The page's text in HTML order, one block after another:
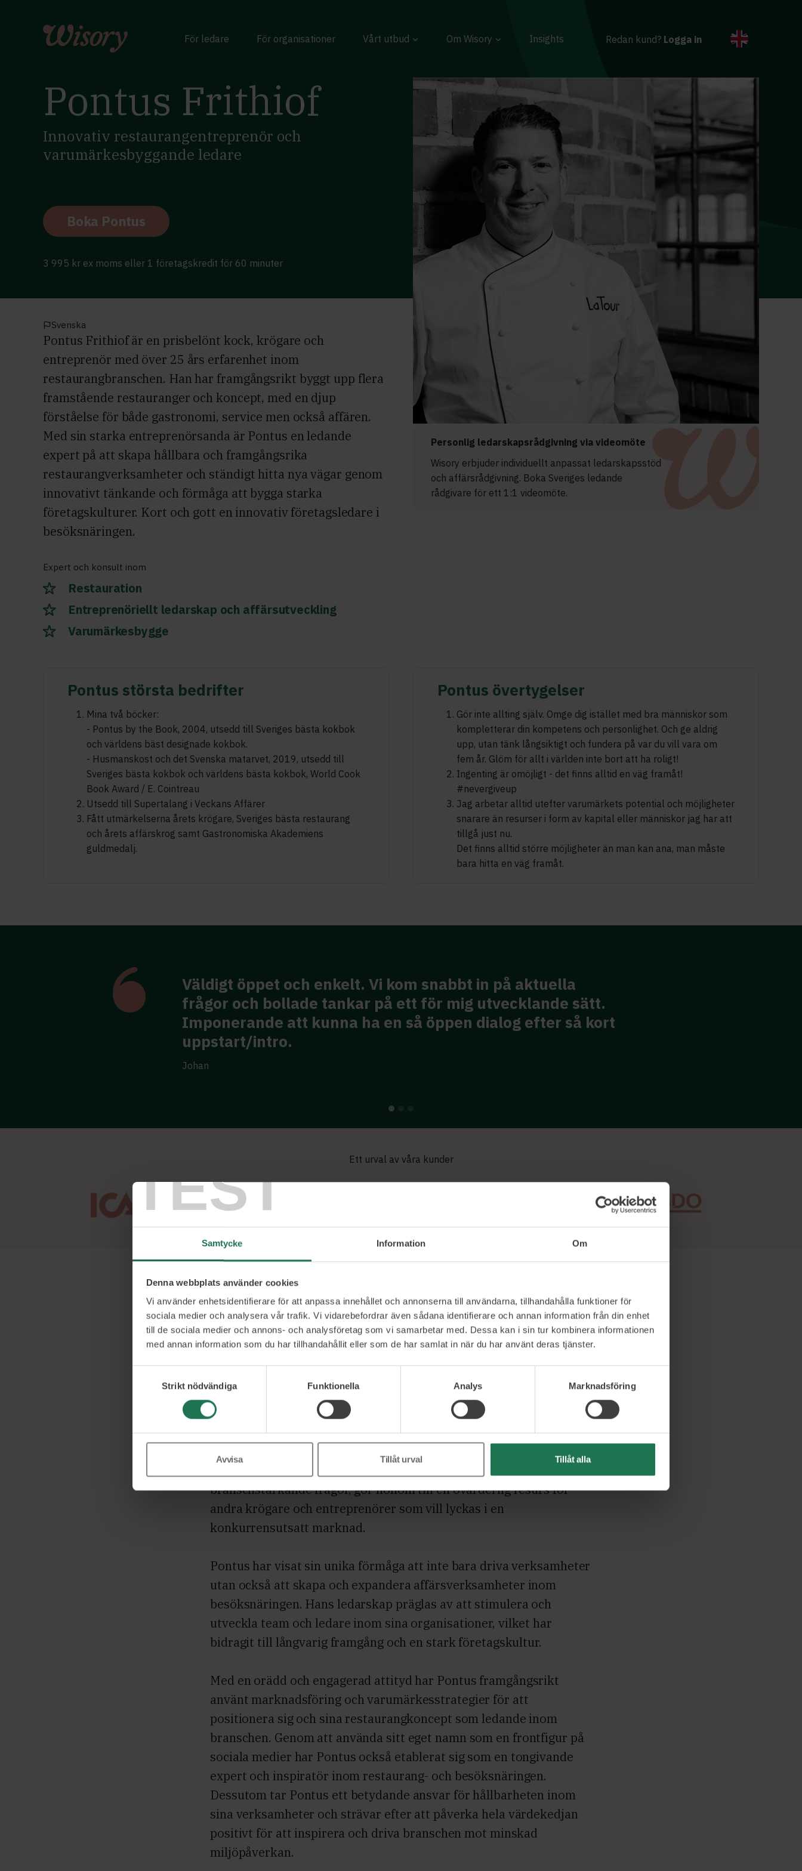
TEST
Samtycke Information Om
Denna webbplats använder cookies
Vi använder enhetsidentifierare för att anpassa innehållet och annonserna till användarna, tillhandahålla funktioner för
sociala medier och analysera vår trafik. Vi vidarebefordrar även sådana identifierare och annan information från din enhet
till de sociala medier och annons- och analysföretag som vi samarbetar med. Dessa kan i sin tur kombinera informationen
med annan information som du har tillhandahållit eller som de har samlat in när du har använt deras tjänster.
Strikt nödvändiga
Funktionella Analys Marknadsföring
Avvisa Tillåt urval Tillåt alla
För ledare För organisationer Vårt utbud Om Wisory Insights Redan kund? Logga in
Pontus Frithiof
Innovativ restaurangentreprenör och
varumärkesbyggande ledare
Boka Pontus
3 995 kr ex moms eller 1 företagskredit för 60 minuter
Svenska
Pontus Frithiof är en prisbelönt kock, krögare och
entreprenör med över 25 års erfarenhet inom
restaurangbranschen. Han har framgångsrikt byggt upp flera
framstående restauranger och koncept, med en djup
förståelse för både gastronomi, service men också affären.
Med sin starka entreprenörsanda är Pontus en ledande
expert på att skapa hållbara och framgångsrika
restaurangverksamheter och ständigt hitta nya vägar genom
innovativt tänkande och förmåga att bygga starka
företagskulturer. Kort och gott en innovativ företagsledare i
besöksnäringen.
Expert och konsult inom
Restauration
Entreprenöriellt ledarskap och affärsutveckling
Varumärkesbygge
Personlig ledarskapsrådgivning via videomöte
Wisory erbjuder individuellt anpassat ledarskapsstöd
och affärsrådgivning. Boka Sveriges ledande
rådgivare för ett 1:1 videomöte.
Pontus största bedrifter
Mina två böcker:
- Pontus by the Book, 2004, utsedd till Sveriges bästa kokbok
och världens bäst designade kokbok.
- Husmanskost och det Svenska matarvet, 2019, utsedd till
Sveriges bästa kokbok och världens bästa kokbok, World Cook
Book Award / E. Cointreau
Utsedd till Supertalang i Veckans Affärer
Fått utmärkelserna årets krögare, Sveriges bästa restaurang
och årets affärskrog samt Gastronomiska Akademiens
guldmedalj.
Pontus övertygelser
Gör inte allting själv. Omge dig istället med bra människor som
kompletterar din kompetens och personlighet. Och ge aldrig
upp, utan tänk långsiktigt och fundera på var du vill vara om
fem år. Glöm för allt i världen inte bort att ha roligt!
Ingenting är omöjligt - det finns alltid en väg framåt!
#nevergiveup
Jag arbetar alltid utefter varumärkets potential och möjligheter
snarare än resurser i form av kapital eller människor jag har att
tillgå just nu.
Det finns alltid större möjligheter än man kan ana, man måste
bara hitta en väg framåt.
in på aktuella
utvecklande sätt.
Very helpful confirming current thought and suggesting
future direction.
Ett urval av våra kunder
Om Pontus
Pontus är en framstående ledare inom restaurangbranschen, med
erfarenhet som kock, krögare och entreprenör har Pontus
framgångsrikt byggt och lett flera internationellt erkända
restaurangkoncept under Pontus Group.
branschstärkande frågor, gör honom till en ovärderlig resurs för
andra krögare och entreprenörer som vill lyckas i en
konkurrensutsatt marknad.
Pontus har visat sin unika förmåga att inte bara driva verksamheter
utan också att skapa och expandera affärsverksamheter inom
besöksnäringen. Hans ledarskap präglas av att stimulera och
utveckla team och ledare inom sina organisationer, vilket har
bidragit till långvarig framgång och en stark företagskultur.
Med en orädd och engagerad attityd har Pontus framgångsrikt
använt marknadsföring och varumärkesstrategier för att
positionera sig och sina restaurangkoncept som ledande inom
branschen. Genom att använda sitt eget namn som en frontfigur på
sociala medier har Pontus också etablerat sig som en tongivande
expert och inspiratör inom restaurang- och besöksnäringen.
Dessutom tar Pontus ett betydande ansvar för hållbarheten inom
sina verksamheter och strävar efter att påverka hela värdekedjan
positivt för att inspirera och driva branschen mot minskad
miljöpåverkan.